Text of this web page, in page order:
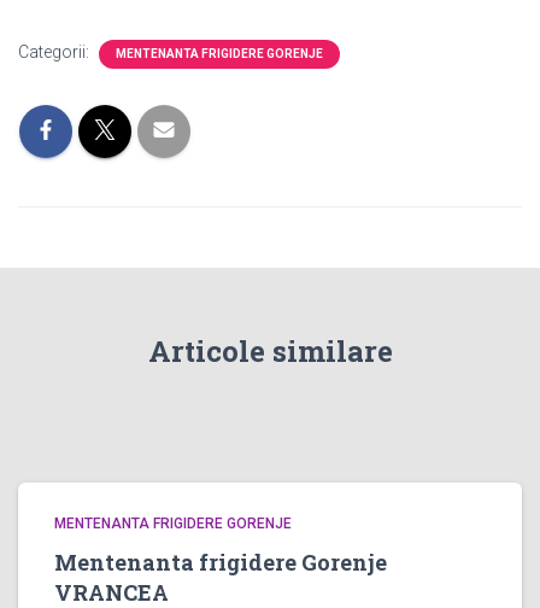
Categorii: MENTENANTA FRIGIDERE GORENJE
Articole similare
MENTENANTA FRIGIDERE GORENJE
Mentenanta frigidere Gorenje
VRANCEA